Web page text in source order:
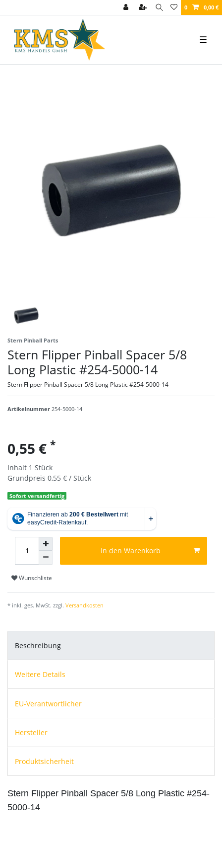
0 0,00 €
☰
Stern Pinball Parts
Stern Flipper Pinball Spacer 5/8
Long Plastic #254-5000-14
Stern Flipper Pinball Spacer 5/8 Long Plastic #254-5000-14
Artikelnummer 254-5000-14
0,55 € *
Inhalt 1 Stück
Grundpreis 0,55 € / Stück
Sofort versandfertig
In den Warenkorb
Wunschliste
* inkl. ges. MwSt. zzgl. Versandkosten
Beschreibung
Weitere Details
EU-Verantwortlicher
Hersteller
Produktsicherheit
Stern Flipper Pinball Spacer 5/8 Long Plastic #254-
5000-14